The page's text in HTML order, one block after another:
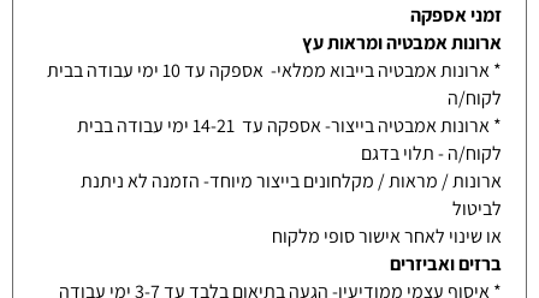
זמני אספקה
ארונות אמבטיה ומראות עץ
* ארונות אמבטיה בייבוא ממלאי- אספקה עד 10 ימי עבודה בבית
לקוח/ה
* ארונות אמבטיה בייצור- אספקה עד 14-21 ימי עבודה בבית
לקוח/ה - תלוי בדגם
ארונות / מראות / מקלחונים בייצור מיוחד- הזמנה לא ניתנת
לביטול
או שינוי לאחר אישור סופי מלקוח
ברזים ואביזרים
* איסוף עצמי ממודיעין- הגעה בתיאום בלבד עד 3-7 ימי עבודה